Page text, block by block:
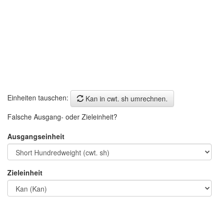
Einheiten tauschen:
Kan in cwt. sh umrechnen.
Falsche Ausgang- oder Zieleinheit?
Ausgangseinheit
Zieleinheit